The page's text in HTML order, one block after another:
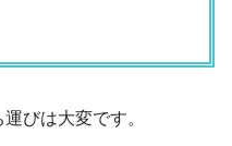
びは大変です。